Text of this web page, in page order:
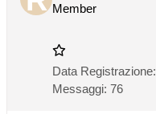
Member
Data Registrazione:
Messaggi: 76